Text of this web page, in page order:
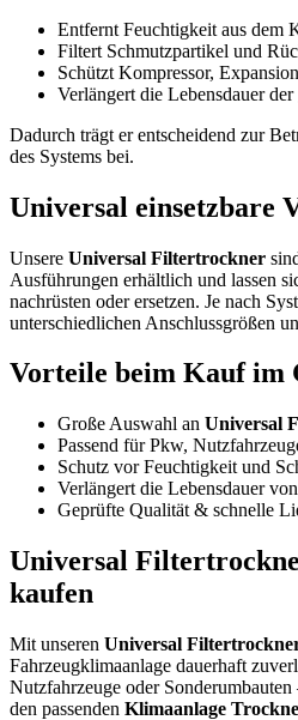
Entfernt Feuchtigkeit aus dem
Filtert Schmutzpartikel und
Schützt Kompressor,
Verlängert die Lebensdauer
Dadurch trägt er entscheidend zur
des Systems bei.
Universal einsetzbare
Unsere Universal Filtertrockner
Ausführungen erhältlich und lassen
nachrüsten oder ersetzen. Je nach
unterschiedlichen Anschlussgrößen
Vorteile beim Kauf im
Große Auswahl an Universal
Passend für Pkw,
Schutz vor Feuchtigkeit und
Verlängert die Lebensdauer
Geprüfte Qualität & schnelle
Universal
kaufen
Mit unseren Universal
Fahrzeugklimaanlage dauerhaft
Nutzfahrzeuge oder
den passenden Klimaanlage